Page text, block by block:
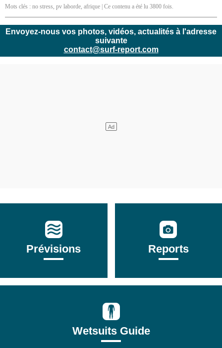
Mots clés : no stress, pv laborde, afrique | Ce contenu a été lu 3800 fois.
Envoyez-nous vos photos, vidéos, actualités à l'adresse
suivante
contact@surf-report.com
Prévisions Reports
Wetsuits Guide